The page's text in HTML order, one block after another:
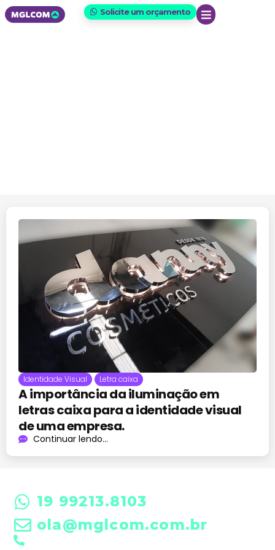
Solicite um orçamento
Identidade Visual Letra caixa
A importância da iluminação em
letras caixa para a identidade visual
de uma empresa.
Continuar lendo...
19 99213.8103
ola@mglcom.com.br